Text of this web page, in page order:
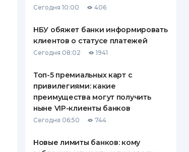
СТРАХОВАНИЮ
ВСЕ СТРАХОВЫЕ ПОЛИСЫ
ОТЗЫВЫ О СТРАХОВЫХ
КОМПАНИЯХ
Сегодня 10:00 406
НБУ обяжет банки информировать
клиентов о статусе платежей
Сегодня 08:02 1941
Топ-5 премиальных карт с
привилегиями: какие
преимущества могут получить
ныне VIP-клиенты банков
Сегодня 06:50 744
Новые лимиты банков: кому